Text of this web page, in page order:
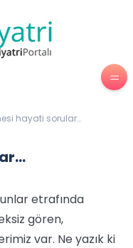
hayati sorular…
etrafında
gören,
var. Ne yazık ki